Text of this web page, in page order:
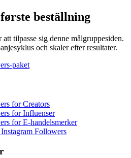
beställning
tilpasse sig denne målgruppesiden.
och skaler efter resultater.
paket
for Creators
for Influenser
for E-handelsmerker
Followers